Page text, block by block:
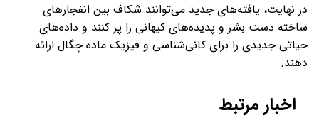
در نهایت، یافته‌های جدید می‌توانند شکاف بین انفجارهای
ساخته دست بشر و پدیده‌های کیهانی را پر کنند و داده‌های
حیاتی جدیدی را برای کانی‌شناسی و فیزیک ماده چگال ارائه
دهند.
اخبار مرتبط